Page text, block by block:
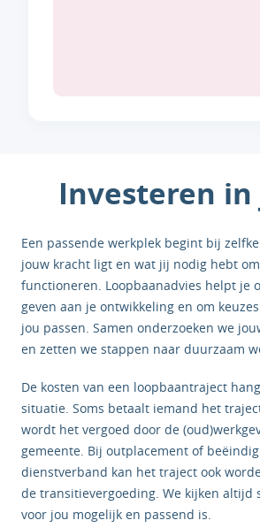
Investeren
Een passende werkplek begint bij
jouw kracht ligt en wat jij nodig hebt
functioneren. Loopbaanadvies helpt je
geven aan je ontwikkeling en om
jou passen. Samen onderzoeken we
en zetten we stappen naar duurzaam
De kosten van een loopbaantraject
situatie. Soms betaalt iemand het
wordt het vergoed door de
gemeente. Bij outplacement of
dienstverband kan het traject ook
de transitievergoeding. We kijken altijd
voor jou mogelijk en passend is.